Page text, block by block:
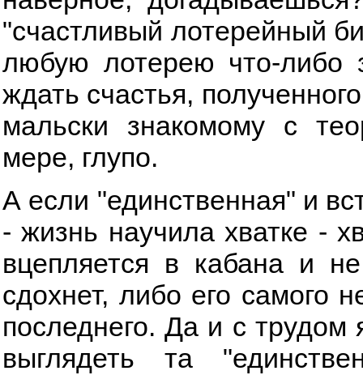
"счастливый лотерейный
любую лотерею что-либо
ждать счастья,
мальски знакомому с
мере, глупо.
А если "единственная" и
- жизнь научила хватке -
вцепляется в кабана и
сдохнет, либо его самого
последнего. Да и с трудом
выглядеть та